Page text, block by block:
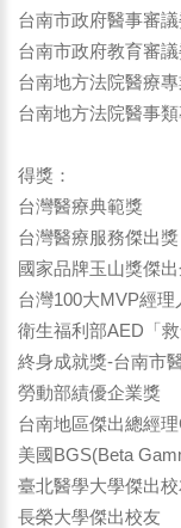
台南市政府醫事審
台南市政府教育審
台南地方法院醫療
台南地方法院醫事
得獎：
台灣醫療典範獎
台灣醫療服務傑出獎
國家品牌玉山獎傑
台灣100大MVP經理
衛生福利部AED「
終身成就獎-台南市
勞動部績優企業獎
台南地區傑出總經
美國BGS(Beta
臺北醫學大學傑出校
長榮大學傑出校友